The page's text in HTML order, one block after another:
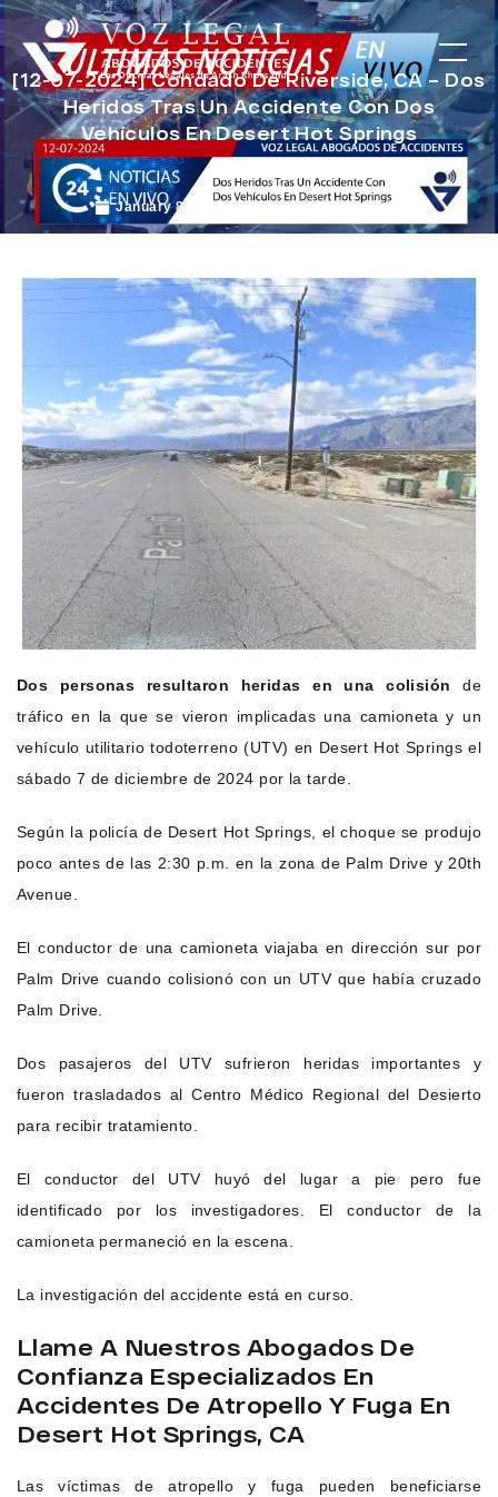
[12-07-2024] Condado De Riverside, CA – Dos
Heridos Tras Un Accidente Con Dos
Vehículos En Desert Hot Springs
January 8, 2025 Noticias de Accidentes
Dos personas resultaron heridas en una colisión
de
tráfico en la que se vieron implicadas una camioneta y un
vehículo utilitario todoterreno (UTV) en Desert Hot Springs el
sábado 7 de diciembre de 2024 por la tarde.
Según la policía de Desert Hot Springs, el choque se produjo
poco antes de las 2:30 p.m. en la zona de Palm Drive y 20th
Avenue.
El conductor de una camioneta viajaba en dirección sur por
Palm Drive cuando colisionó con un UTV que había cruzado
Palm Drive.
Dos pasajeros del UTV sufrieron heridas importantes y
fueron trasladados al Centro Médico Regional del Desierto
para recibir tratamiento.
El conductor del UTV huyó del lugar a pie pero fue
identificado por los investigadores. El conductor de la
camioneta permaneció en la escena.
La investigación del accidente está en curso.
Llame A Nuestros Abogados De
Confianza Especializados En
Accidentes De Atropello Y Fuga En
Desert Hot Springs, CA
Las víctimas de atropello y fuga pueden beneficiarse